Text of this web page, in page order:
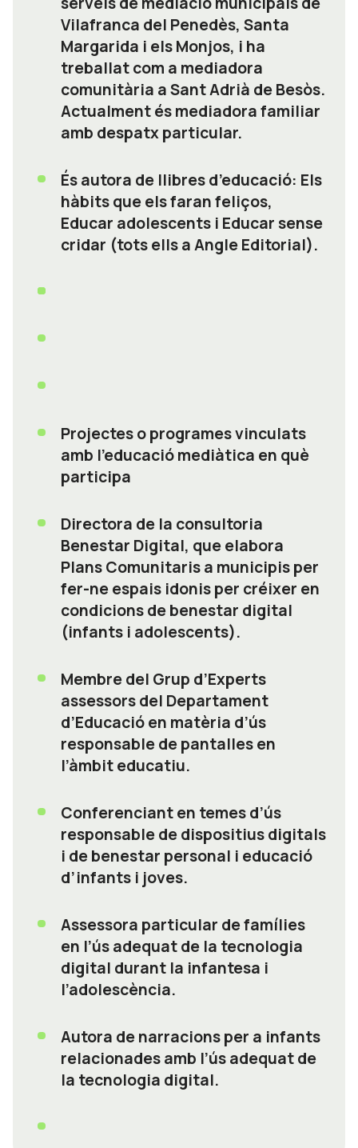
Vilafranca del Penedès, Santa
Margarida i els Monjos, i ha
treballat com a mediadora
comunitària a Sant Adrià de Besòs.
Actualment és mediadora familiar
amb despatx particular.
És autora de llibres d’educació: Els
hàbits que els faran feliços,
Educar adolescents i Educar sense
cridar (tots ells a Angle Editorial).
Projectes o programes vinculats
amb l'educació mediàtica en què
participa
Directora de la consultoria
Benestar Digital, que elabora
Plans Comunitaris a municipis per
fer-ne espais idonis per créixer en
condicions de benestar digital
(infants i adolescents).
Membre del Grup d’Experts
assessors del Departament
d’Educació en matèria d’ús
responsable de pantalles en
l’àmbit educatiu.
Conferenciant en temes d’ús
responsable de dispositius digitals
i de benestar personal i educació
d’infants i joves.
Assessora particular de famílies
en l’ús adequat de la tecnologia
digital durant la infantesa i
l’adolescència.
Autora de narracions per a infants
relacionades amb l’ús adequat de
la tecnologia digital.